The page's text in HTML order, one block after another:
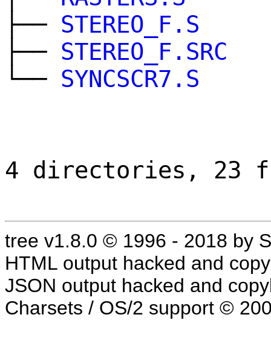
├── STEREO_F.S
├── STEREO_F.SRC
└── SYNCSCR7.S
4 directories, 23
tree v1.8.0 © 1996 - 2018 by
HTML output hacked and
JSON output hacked and
Charsets / OS/2 support ©